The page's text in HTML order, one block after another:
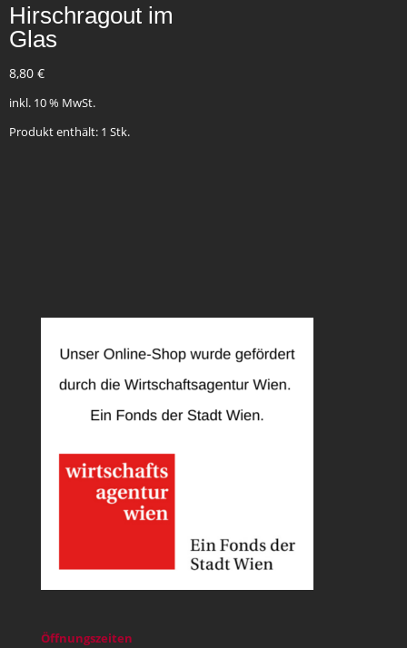
Hirschragout im
Glas
8,80 €
inkl. 10 % MwSt.
Produkt enthält: 1 Stk.
Öffnungszeiten